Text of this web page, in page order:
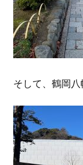
そして、鶴岡